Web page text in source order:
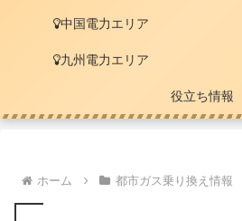
中国電力エリア
九州電力エリア
役立ち情報
ホーム 都市ガス乗り換え情報